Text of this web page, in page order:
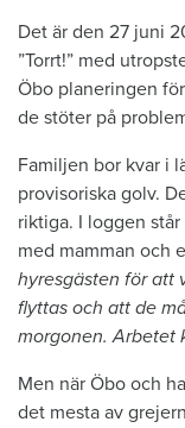
Det är den 27 juni
”Torrt!” med
Öbo planeringen
de stöter på
Familjen bor kvar i
provisoriska golv.
riktiga. I loggen
med mamman och
hyresgästen för att
flyttas och att de
morgonen. Arbetet
Men när Öbo och
det mesta av